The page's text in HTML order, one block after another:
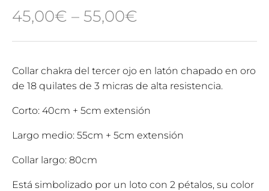
45,00€ – 55,00€
Collar chakra del tercer ojo en latón chapado en oro
de 18 quilates de 3 micras de alta resistencia.
Corto: 40cm + 5cm extensión
Largo medio: 55cm + 5cm extensión
Collar largo: 80cm
Está simbolizado por un loto con 2 pétalos, su color